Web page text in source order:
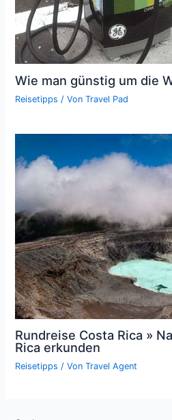
Wie man günstig um die
Reisetipps / VonTravel Pad
Rundreise Costa Rica »
Rica erkunden
Reisetipps / VonTravel Agent